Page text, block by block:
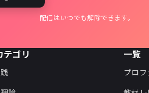
配信はいつでも解除できます。
テゴリ 一覧
プロ